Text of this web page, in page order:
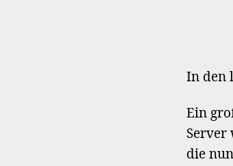
In den
Ein
Server
die